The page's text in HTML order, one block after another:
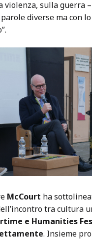
violenza, sulla guerra
diverse ma con
McCourt ha
tra cultura
e Humanities
. Insieme